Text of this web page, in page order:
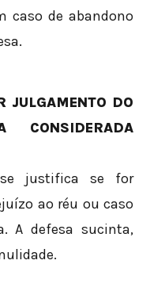
caso de abandono
JULGAMENTO DO
justifica se for
ao réu ou caso
A defesa sucinta,